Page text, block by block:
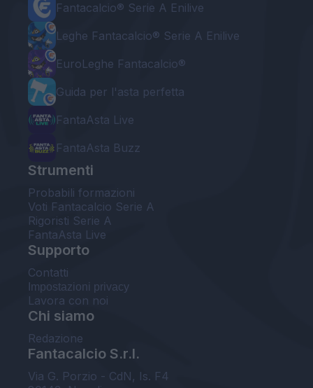
Fantacalcio® Serie A Enilive
Leghe Fantacalcio® Serie A Enilive
EuroLeghe Fantacalcio®
Guida per l'asta perfetta
FantaAsta Live
FantaAsta Buzz
Strumenti
Probabili formazioni
Voti Fantacalcio Serie A
Rigoristi Serie A
FantaAsta Live
Supporto
Contatti
Impostazioni privacy
Lavora con noi
Chi siamo
Redazione
Fantacalcio S.r.l.
Via G. Porzio - CdN, Is. F4